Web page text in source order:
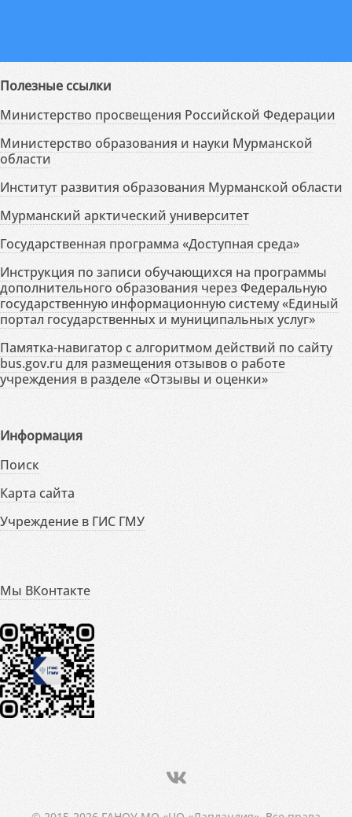
Полезные ссылки
Министерство просвещения Российской Федерации
Министерство образования и науки Мурманской
области
Институт развития образования Мурманской области
Мурманский арктический университет
Государственная программа «Доступная среда»
Инструкция по записи обучающихся на программы
дополнительного образования через Федеральную
государственную информационную систему «Единый
портал государственных и муниципальных услуг»
Памятка-навигатор с алгоритмом действий по сайту
bus.gov.ru для размещения отзывов о работе
учреждения в разделе «Отзывы и оценки»
Информация
Поиск
Карта сайта
Учреждение в ГИС ГМУ
Мы ВКонтакте